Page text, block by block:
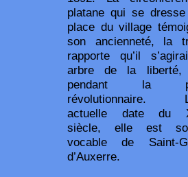
platane qui se
place du village
son ancienneté, la
rapporte qu’il
arbre de la liberté,
pendant la
révolutionnaire.
actuelle date du
siècle, elle est
vocable de Saint-
d’Auxerre.